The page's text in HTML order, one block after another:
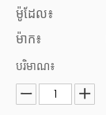
ម៉ូដែល៖
ម៉ាក៖
បរិមាណ៖